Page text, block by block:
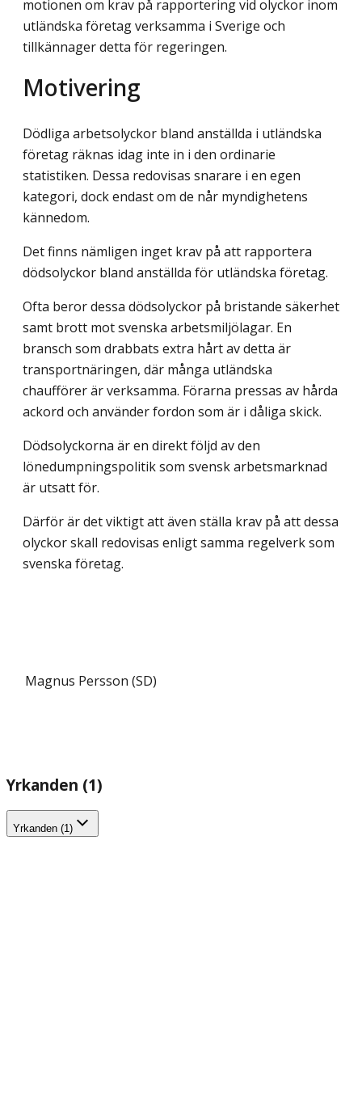
motionen om krav på rapportering vid olyckor inom
utländska företag verksamma i Sverige och
tillkännager detta för regeringen.
Motivering
Dödliga arbetsolyckor bland anställda i utländska
företag räknas idag inte in i den ordinarie
statistiken. Dessa redovisas snarare i en egen
kategori, dock endast om de når myndighetens
kännedom.
Det finns nämligen inget krav på att rapportera
dödsolyckor bland anställda för utländska företag.
Ofta beror dessa dödsolyckor på bristande säkerhet
samt brott mot svenska arbetsmiljölagar. En
bransch som drabbats extra hårt av detta är
transportnäringen, där många utländska
chaufförer är verksamma. Förarna pressas av hårda
ackord och använder fordon som är i dåliga skick.
Dödsolyckorna är en direkt följd av den
lönedumpningspolitik som svensk arbetsmarknad
är utsatt för.
Därför är det viktigt att även ställa krav på att dessa
olyckor skall redovisas enligt samma regelverk som
svenska företag.
Magnus Persson (SD)
Yrkanden (1)
Yrkanden (1)